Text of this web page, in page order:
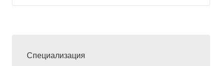
Специализация